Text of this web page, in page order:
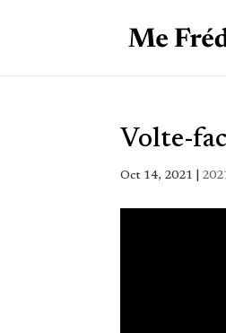
Volte-
Oct 14, 2021